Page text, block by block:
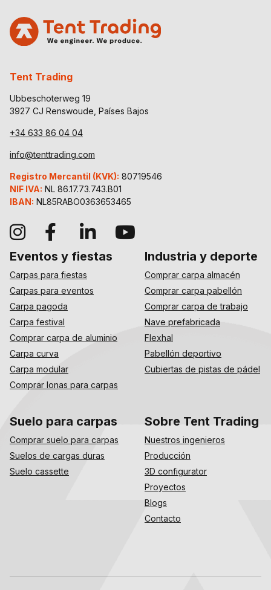
Tent Trading
Ubbeschoterweg 19
3927 CJ Renswoude, Países Bajos
+34 633 86 04 04
info@tenttrading.com
Registro Mercantil (KVK): 80719546
NIF IVA: NL 86.17.73.743.B01
IBAN: NL85RABO0363653465
Eventos y fiestas
Carpas para fiestas
Carpas para eventos
Carpa pagoda
Carpa festival
Comprar carpa de aluminio
Carpa curva
Carpa modular
Comprar lonas para carpas
Industria y deporte
Comprar carpa almacén
Comprar carpa pabellón
Comprar carpa de trabajo
Nave prefabricada
Flexhal
Pabellón deportivo
Cubiertas de pistas de pádel
Suelo para carpas
Comprar suelo para carpas
Suelos de cargas duras
Suelo cassette
Sobre Tent Trading
Nuestros ingenieros
Producción
3D configurator
Proyectos
Blogs
Contacto